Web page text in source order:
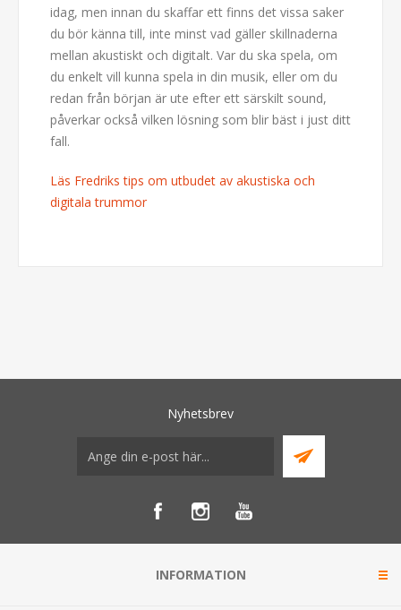
idag, men innan du skaffar ett finns det vissa saker
du bör känna till, inte minst vad gäller skillnaderna
mellan akustiskt och digitalt. Var du ska spela, om
du enkelt vill kunna spela in din musik, eller om du
redan från början är ute efter ett särskilt sound,
påverkar också vilken lösning som blir bäst i just ditt
fall.
Läs Fredriks tips om utbudet av akustiska och
digitala trummor
Nyhetsbrev
INFORMATION